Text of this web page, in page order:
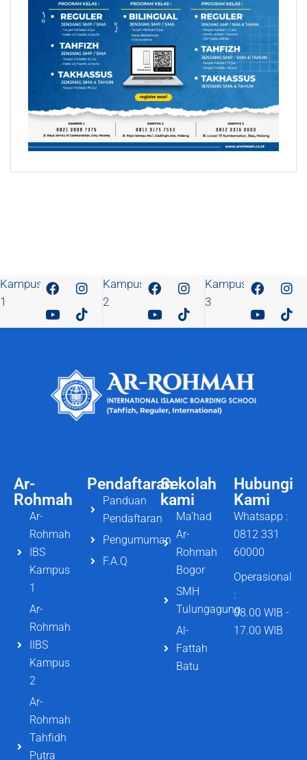
Kampus
1
Kampus
2
Kampus
3
Ar-
Rohmah
Ar-
Rohmah
IBS
Kampus
1
Ar-
Rohmah
IIBS
Kampus
2
Ar-
Rohmah
Tahfidh
Putra
Pendaftaran
Panduan
Pendaftaran
Pengumuman
F.A.Q
Hubungi
Kami
Whatsapp :
0812 331
60000
Operasional
:
08.00 WIB -
17.00 WIB
Sekolah
kami
Ma'had
Ar-
Rohmah
Bogor
SMH
Tulungagung
Al-
Fattah
Batu